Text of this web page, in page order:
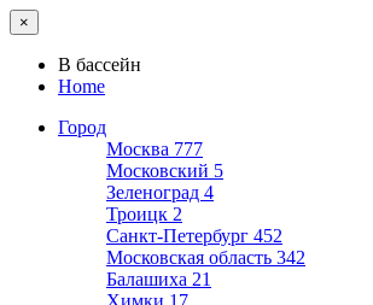
×
В бассейн
Home
Город
Москва 777
Московский 5
Зеленоград 4
Троицк 2
Санкт-Петербург 452
Московская область 342
Балашиха 21
Химки 17